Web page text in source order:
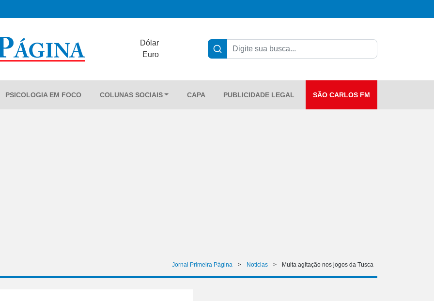
Dólar
Euro
PSICOLOGIA EM FOCO COLUNAS SOCIAIS CAPA PUBLICIDADE LEGAL SÃO CARLOS FM
Jornal Primeira Página > Notícias > Muita agitação nos jogos da Tusca